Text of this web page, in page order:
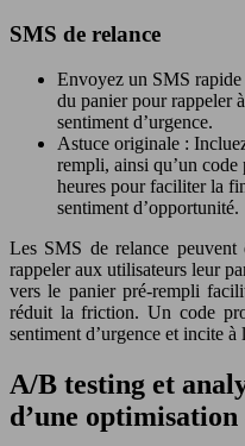
SMS de relance
Envoyez un SMS rapide
du panier pour rappeler
sentiment d’urgence.
Astuce originale :
rempli, ainsi qu’un
heures pour faciliter la
sentiment d’opportunité.
Les SMS de relance
rappeler aux utilisateurs leur
vers le panier pré-rempli
réduit la friction. Un code
sentiment d’urgence et incite à
A/B testing et
d’une optimisation